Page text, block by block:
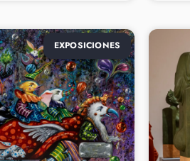
EXPOSICIONES